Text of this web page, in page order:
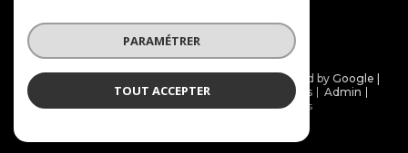
© 2026 | Tous droits réservés | Traduction powered by Google |
Nos honoraires
Plan du site Mentions légales
Admin
Cookies
PARAMÉTRER
TOUT ACCEPTER